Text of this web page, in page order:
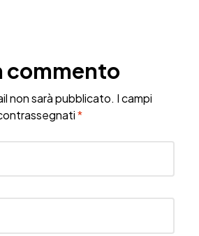
commento
non sarà pubblicato. I campi
*